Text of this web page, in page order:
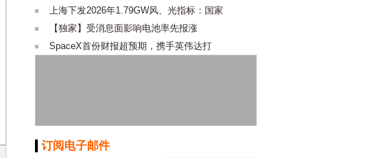
上海下发2026年1.79GW风、光指标：国家
【独家】受消息面影响电池率先报涨
SpaceX首份财报超预期，携手英伟达打
订阅电子邮件